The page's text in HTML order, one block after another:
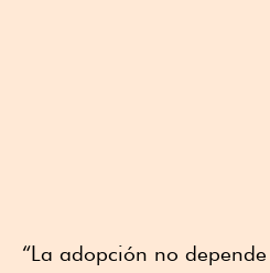
“La adopción no